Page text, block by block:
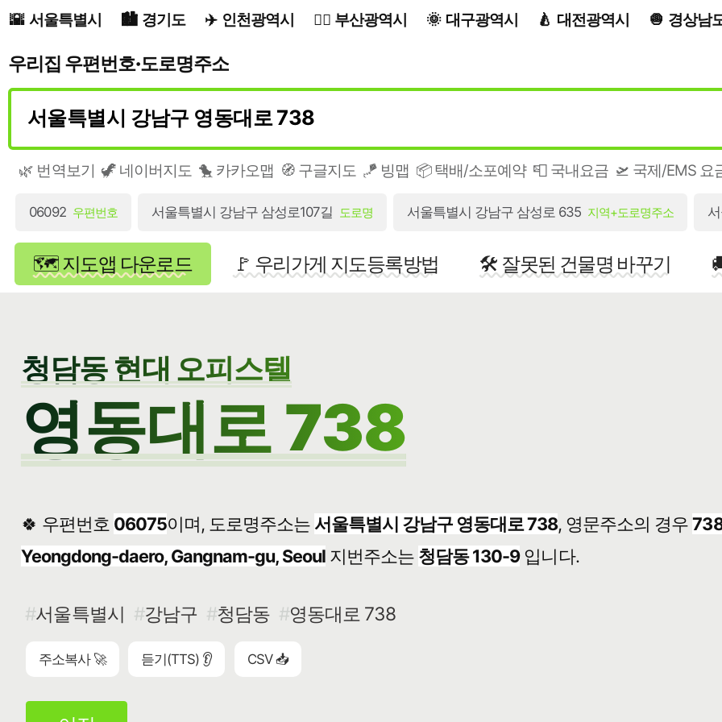
서울특별시 경기도 인천광역시 부산광역시 대구광역시 대전광역시 경상남
우리집 우편번호·도로명주소
🌿 번역보기 🦖 네이버지도 🐤 카카오맵 🧭 구글지도 🪁 빙맵 📦 택배/소포예약 📮 국내요금 🛫 국제/EMS 요
06092 우편번호 서울특별시 강남구 삼성로107길 도로명 서울특별시 강남구 삼성로 635 지역+도로명주소
🗺️ 지도앱 다운로드 🚩 우리가게 지도등록방법 🛠️ 잘못된 건물명 바꾸기
청담동 현대 오피스텔
영동대로 738
🍀 우편번호 06075이며, 도로명주소는 서울특별시 강남구 영동대로 738, 영문주소의 경우
Yeongdong-daero, Gangnam-gu, Seoul 지번주소는 청담동 130-9입니다.
서울특별시 강남구 청담동 영동대로 738
주소복사 🚀 듣기(TTS) 👂 CSV 📥